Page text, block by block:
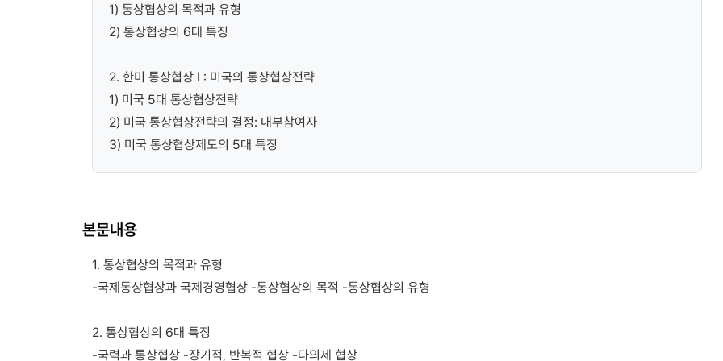
1) 통상협상의 목적과 유형
2) 통상협상의 6대 특징
2. 한미 통상협상 I : 미국의 통상협상전략
1) 미국 5대 통상협상전략
2) 미국 통상협상전략의 결정: 내부참여자
3) 미국 통상협상제도의 5대 특징
본문내용
1. 통상협상의 목적과 유형
-국제통상협상과 국제경영협상 -통상협상의 목적 -통상협상의 유형
2. 통상협상의 6대 특징
-국력과 통상협상 -장기적, 반복적 협상 -다의제 협상